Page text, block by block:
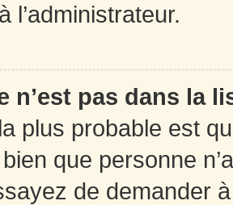
l’administrateur.
n’est pas dans la
plus probable est
que personne
de demander